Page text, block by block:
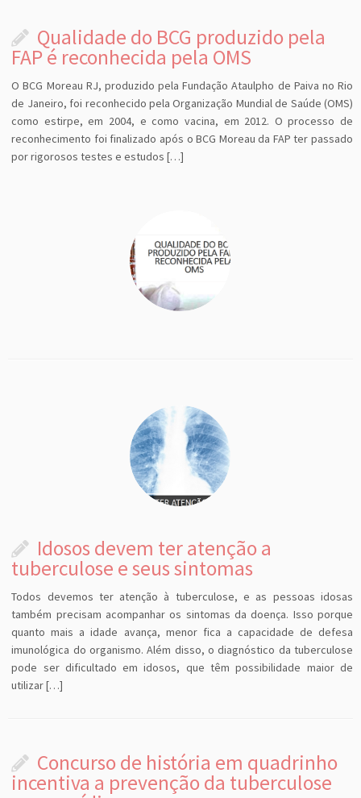
Qualidade do BCG produzido pela
FAP é reconhecida pela OMS
O BCG Moreau RJ, produzido pela Fundação Ataulpho de Paiva no Rio
de Janeiro, foi reconhecido pela Organização Mundial de Saúde (OMS)
como estirpe, em 2004, e como vacina, em 2012. O processo de
reconhecimento foi finalizado após o BCG Moreau da FAP ter passado
por rigorosos testes e estudos […]
Idosos devem ter atenção a
tuberculose e seus sintomas
Todos devemos ter atenção à tuberculose, e as pessoas idosas
também precisam acompanhar os sintomas da doença. Isso porque
quanto mais a idade avança, menor fica a capacidade de defesa
imunológica do organismo. Além disso, o diagnóstico da tuberculose
pode ser dificultado em idosos, que têm possibilidade maior de
utilizar […]
Concurso de história em quadrinho
incentiva a prevenção da tuberculose